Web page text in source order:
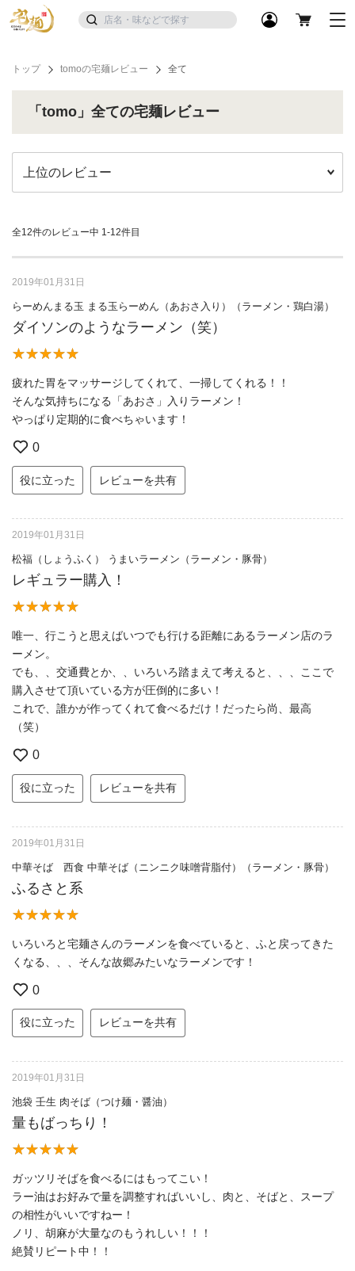
トップ tomoの宅麺レビュー 全て
「tomo」全ての宅麺レビュー
全12件のレビュー中 1-12件目
2019年01月31日
らーめんまる玉 まる玉らーめん（あおさ入り）（ラーメン・鶏白湯）
ダイソンのようなラーメン（笑）
疲れた胃をマッサージしてくれて、一掃してくれる！！
そんな気持ちになる「あおさ」入りラーメン！
やっぱり定期的に食べちゃいます！
0
役に立った レビューを共有
2019年01月31日
松福（しょうふく） うまいラーメン（ラーメン・豚骨）
レギュラー購入！
唯一、行こうと思えばいつでも行ける距離にあるラーメン店のラ
ーメン。
でも、、交通費とか、、いろいろ踏まえて考えると、、、ここで
購入させて頂いている方が圧倒的に多い！
これで、誰かが作ってくれて食べるだけ！だったら尚、最高
（笑）
0
役に立った レビューを共有
2019年01月31日
中華そば 西食 中華そば（ニンニク味噌背脂付）（ラーメン・豚骨）
ふるさと系
いろいろと宅麺さんのラーメンを食べていると、ふと戻ってきた
くなる、、、そんな故郷みたいなラーメンです！
0
役に立った レビューを共有
2019年01月31日
池袋 壬生 肉そば（つけ麺・醤油）
量もばっちり！
ガッツリそばを食べるにはもってこい！
ラー油はお好みで量を調整すればいいし、肉と、そばと、スープ
の相性がいいですねー！
ノリ、胡麻が大量なのもうれしい！！！
絶賛リピート中！！